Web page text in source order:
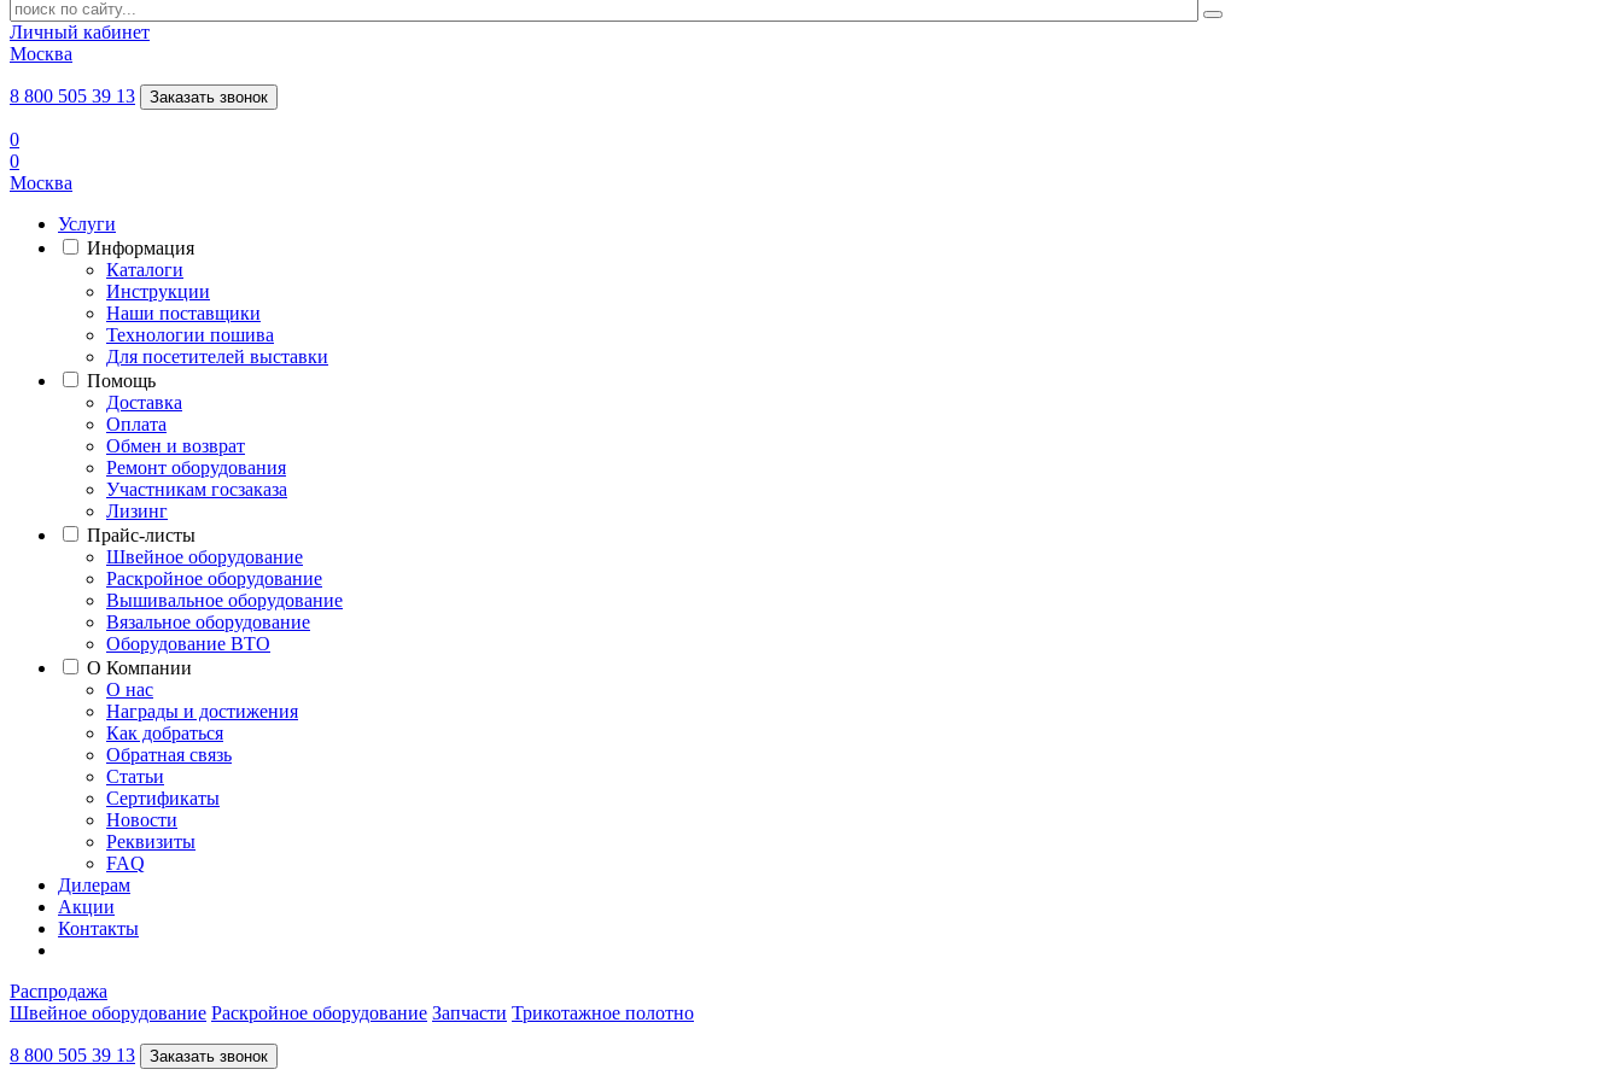
Личный кабинет
Москва
8 800 505 39 13 Заказать звонок
0
0
Москва
Услуги
Информация
Каталоги
Инструкции
Наши поставщики
Технологии пошива
Для посетителей выставки
Помощь
Доставка
Оплата
Обмен и возврат
Ремонт оборудования
Участникам госзаказа
Лизинг
Прайс-листы
Швейное оборудование
Раскройное оборудование
Вышивальное оборудование
Вязальное оборудование
Оборудование ВТО
О Компании
О нас
Награды и достижения
Как добраться
Обратная связь
Статьи
Сертификаты
Новости
Реквизиты
FAQ
Дилерам
Акции
Контакты
Распродажа
Швейное оборудование Раскройное оборудование Запчасти Трикотажное полотно
8 800 505 39 13 Заказать звонок